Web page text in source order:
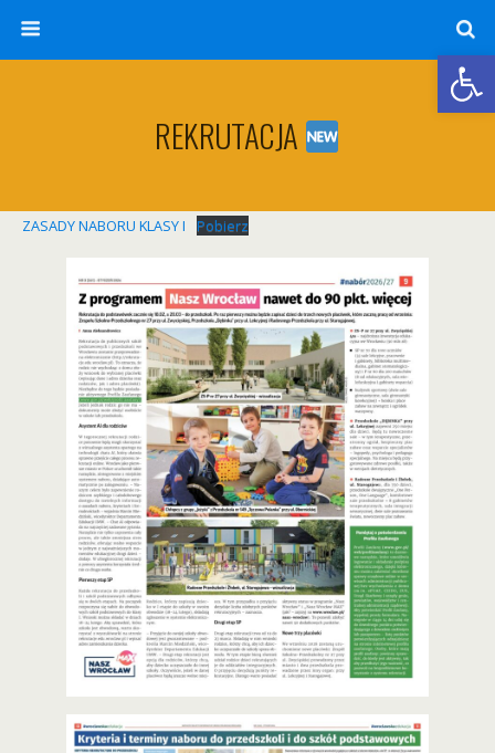
REKRUTACJA
ZASADY NABORU KLASY I Pobierz